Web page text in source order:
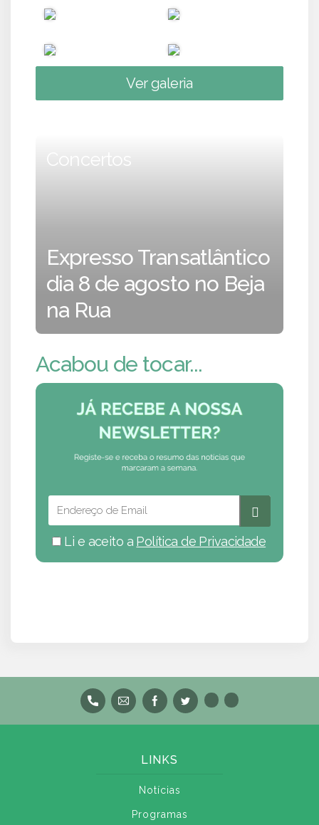
Ver galeria
Concertos
Expresso Transatlântico
dia 8 de agosto no Beja
na Rua
Acabou de tocar...
Li e aceito a Política de Privacidade
LINKS
Notícias
Programas